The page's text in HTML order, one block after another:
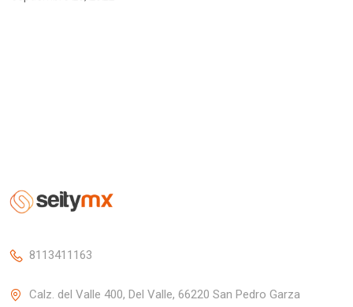
8113411163
Calz. del Valle 400, Del Valle, 66220 San Pedro Garza